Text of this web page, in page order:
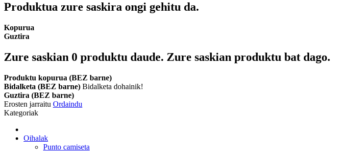
Produktua zure saskira ongi gehitu da.
Kopurua
Guztira
Zure saskian 0 produktu daude. Zure saskian produktu bat dago.
Produktu kopurua (BEZ barne)
Bidalketa (BEZ barne) Bidalketa dohainik!
Guztira (BEZ barne)
Erosten jarraitu Ordaindu
Kategoriak
Oihalak
Punto camiseta